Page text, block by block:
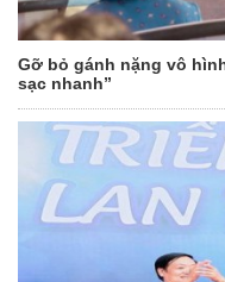
Gỡ bỏ gánh nặng vô
sạc nhanh”